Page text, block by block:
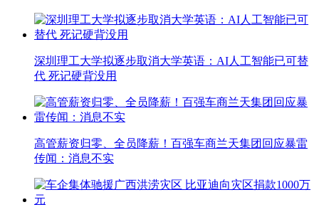
深圳理工大学拟逐步取消大学英语：AI人工智能已可替
代 死记硬背没用
高管薪资归零、全员降薪！百强车商兰天集团回应暴雷
传闻：消息不实